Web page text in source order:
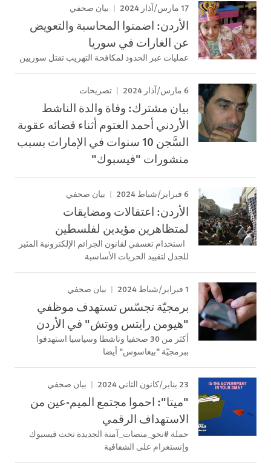
17 مارس/آذار 2024 بيان صحفي
الأردن: اضمنوا المحاسبة والتعويض
عن الغارات في سوريا
عمليات عبر الحدود لمكافحة التهريب تقتل سوريين
6 مارس/آذار 2024 تصريحات
بيان مشترك: وفاة والدة الناشط
الأردني أحمد العتوم أثناء قضائه عقوبة
السَّجن 10 سنوات في الإمارات بسبب
منشورات "فيسبوك"
6 فبراير/شباط 2024 بيان صحفي
الأردن: اعتقالات ومضايقات
لمتظاهرين مؤيدين لفلسطين
​​​​​​​استخدام تعسفي لقانون الجرائم الإلكترونية المثير
للجدل لتقييد الحريات الأساسية
1 فبراير/شباط 2024 بيان صحفي
برمجيّة تجسّس تستهدف موظفي
"هيومن رايتس ووتش" في الأردن
أكثر من 30 صحفيا وناشطا وسياسيا استهدفوا
ببرمجيّة "بيغاسوس" أيضا
23 يناير/كانون الثاني 2024 بيان صحفي
"ميتا": احموا مجتمع الميم-عين من
الاستهداف الرقمي
حملة #نحو_منصات_آمنة الجديدة تحث فيسبوك
وإنستغرام على الشفافية